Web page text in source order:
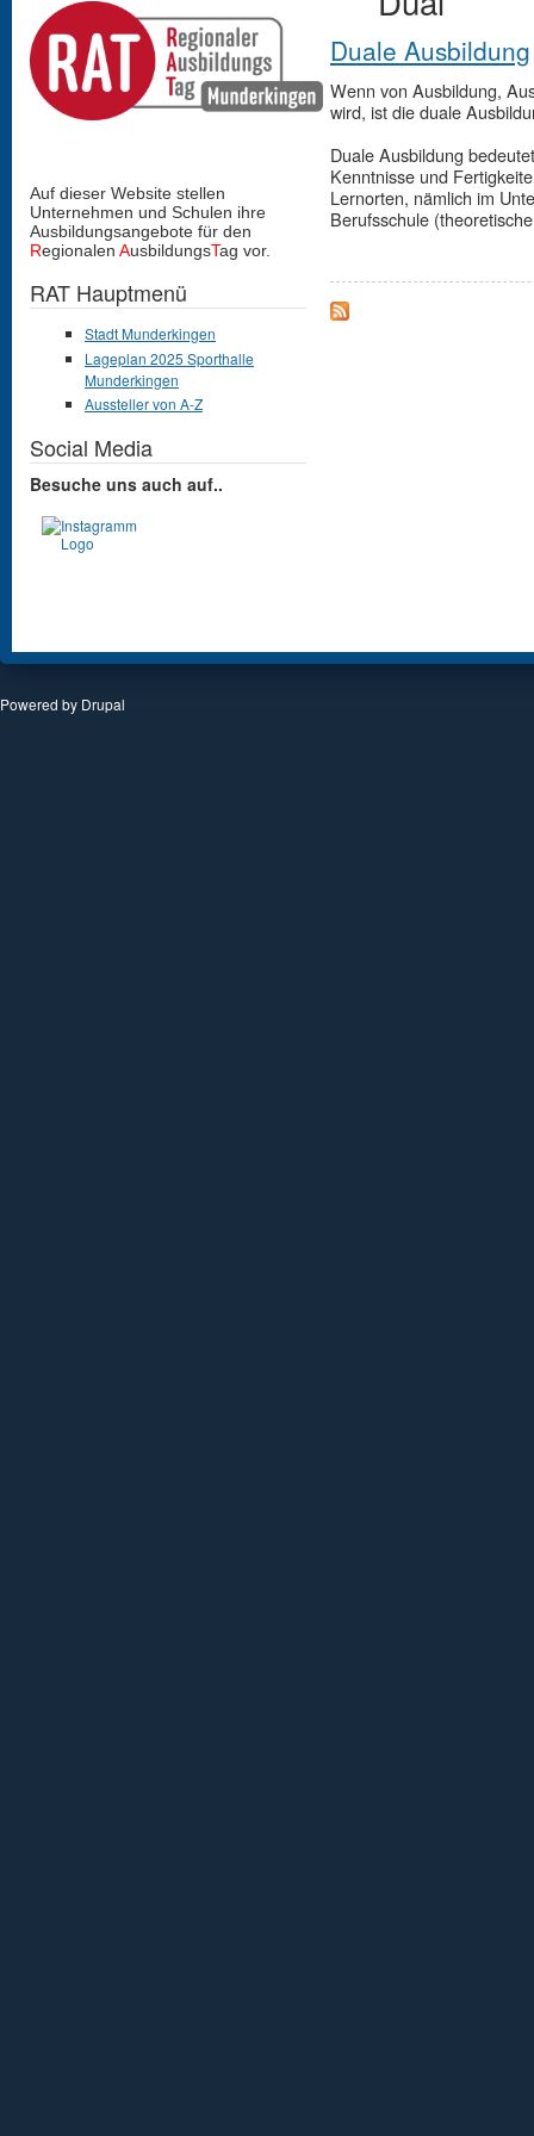
Duale Ausbildung
Wenn von Ausbildung,
wird, ist die duale
Duale Ausbildung
Kenntnisse und
Lernorten, nämlich im
Berufsschule
Auf dieser Website stellen
Unternehmen und Schulen ihre
Ausbildungsangebote für den
Regionalen AusbildungsTag vor.
RAT Hauptmenü
Stadt Munderkingen
Lageplan 2025 Sporthalle
Munderkingen
Aussteller von A-Z
Social Media
Besuche uns auch auf..
Powered by Drupal